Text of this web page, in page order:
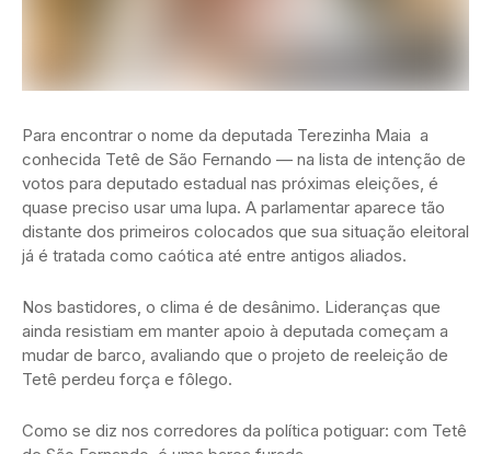
Para encontrar o nome da deputada Terezinha Maia a
conhecida Tetê de São Fernando — na lista de intenção de
votos para deputado estadual nas próximas eleições, é
quase preciso usar uma lupa. A parlamentar aparece tão
distante dos primeiros colocados que sua situação eleitoral
já é tratada como caótica até entre antigos aliados.
Nos bastidores, o clima é de desânimo. Lideranças que
ainda resistiam em manter apoio à deputada começam a
mudar de barco, avaliando que o projeto de reeleição de
Tetê perdeu força e fôlego.
Como se diz nos corredores da política potiguar: com Tetê